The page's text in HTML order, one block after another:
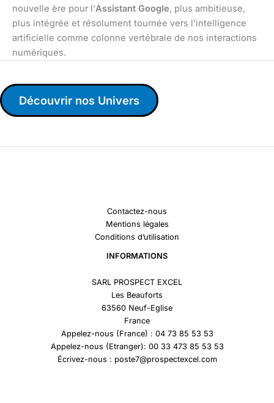
nouvelle ère pour l’Assistant Google, plus ambitieuse,
plus intégrée et résolument tournée vers l’intelligence
artificielle comme colonne vertébrale de nos interactions
numériques.
Découvrir nos Univers
Contactez-nous
Mentions légales
Conditions d’utilisation
INFORMATIONS
SARL PROSPECT EXCEL
Les Beauforts
63560 Neuf-Eglise
France
Appelez-nous (France) : 04 73 85 53 53
Appelez-nous (Etranger): 00 33 473 85 53 53
Écrivez-nous : poste7@prospectexcel.com